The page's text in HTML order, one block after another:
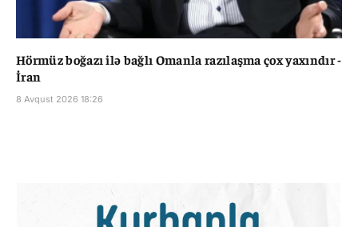
Hörmüz boğazı ilə bağlı Omanla razılaşma çox yaxındır -
İran
8 Avqust 2026 18:26